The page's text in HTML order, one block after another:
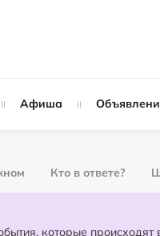
Афиша
Кто в ответе?